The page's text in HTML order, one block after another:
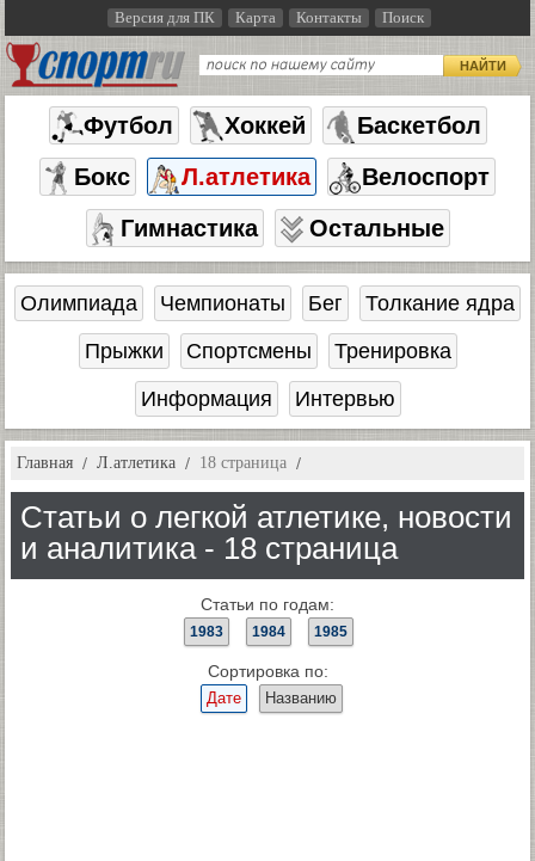
Версия для ПК Карта Контакты Поиск
НАЙТИ
Футбол Хоккей
Баскетбол
Бокс
Л.атлетика
Велоспорт
Гимнастика
Остальные
Олимпиада Чемпионаты Бег
Толкание ядра
Прыжки
Спортсмены
Тренировка
Информация
Интервью
Главная Л.атлетика 18 страница
Статьи о легкой атлетике, новости
и аналитика - 18 страница
Статьи по годам:
1983 1984 1985
Сортировка по:
Дате Названию